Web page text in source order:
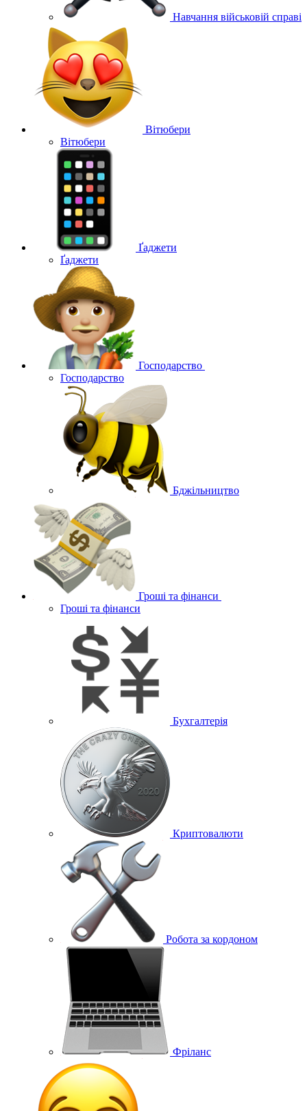
Навчання військовій справі
Вітюбери
Вітюбери
Ґаджети
Ґаджети
Господарство
Господарство
Бджільництво
Гроші та фінанси
Гроші та фінанси
Бухгалтерія
Криптовалюти
Робота за кордоном
Фріланс